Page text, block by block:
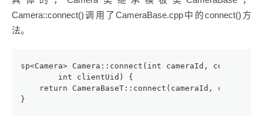
Camera::connect()调用了CameraBase.cpp中的connect()方
法。
sp<Camera> Camera::connect(int cameraId, const
        int clientUid) {
return CameraBaseT::connect(cameraId,
}